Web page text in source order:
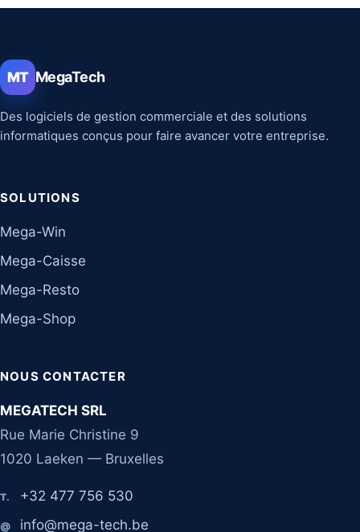
MT MegaTech
Des logiciels de gestion commerciale et des solutions
informatiques conçus pour faire avancer votre entreprise.
SOLUTIONS
Mega-Win
Mega-Caisse
Mega-Resto
Mega-Shop
NOUS CONTACTER
MEGATECH SRL
Rue Marie Christine 9
1020 Laeken — Bruxelles
T. +32 477 756 530
@ info@mega-tech.be